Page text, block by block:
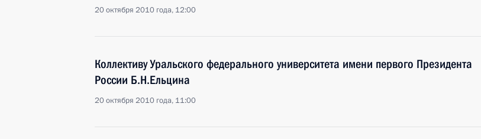
20 октября 2010 года, 12:00
Коллективу Уральского федерального университета имени первого Президента
России Б.Н.Ельцина
20 октября 2010 года, 11:00